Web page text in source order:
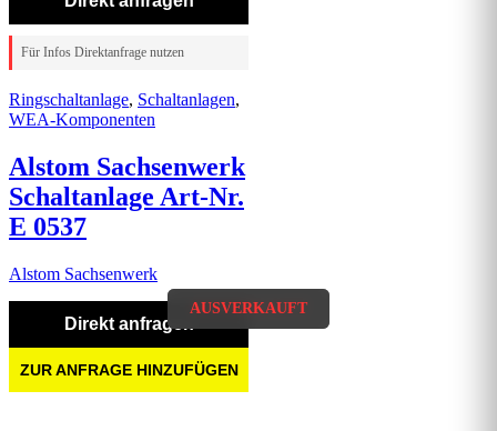
AUSVERKAUFT
Für Infos Direktanfrage nutzen
Ringschaltanlage, Schaltanlagen,
WEA-Komponenten
Alstom Sachsenwerk
Schaltanlage Art-Nr.
E 0537
Alstom Sachsenwerk
Direkt anfragen
ZUR ANFRAGE HINZUFÜGEN
AUSVERKAUFT